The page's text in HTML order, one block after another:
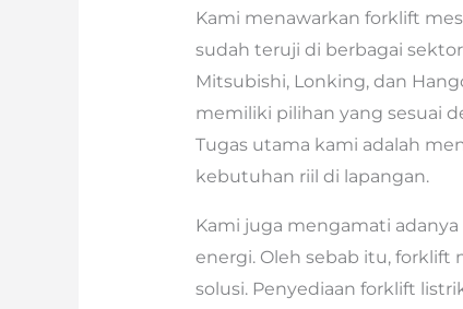
Kami menawarkan forklift
sudah teruji di berbagai
Mitsubishi, Lonking, dan
memiliki pilihan yang sesuai
Tugas utama kami adalah
kebutuhan riil di lapangan.
Kami juga mengamati
energi. Oleh sebab itu, forklift
solusi. Penyediaan forklift